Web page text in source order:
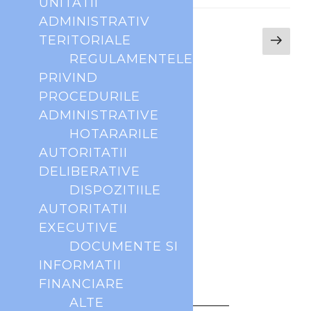
ADMINISTRATIV
TERITORIALE
REGULAMENTELE
PRIVIND
PROCEDURILE
ADMINISTRATIVE
HOTARARILE
AUTORITATII
DELIBERATIVE
DISPOZITIILE
AUTORITATII
EXECUTIVE
DOCUMENTE SI
INFORMATII
FINANCIARE
ALTE